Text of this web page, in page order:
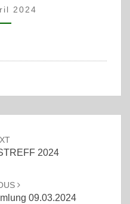
2024
2024
09.03.2024